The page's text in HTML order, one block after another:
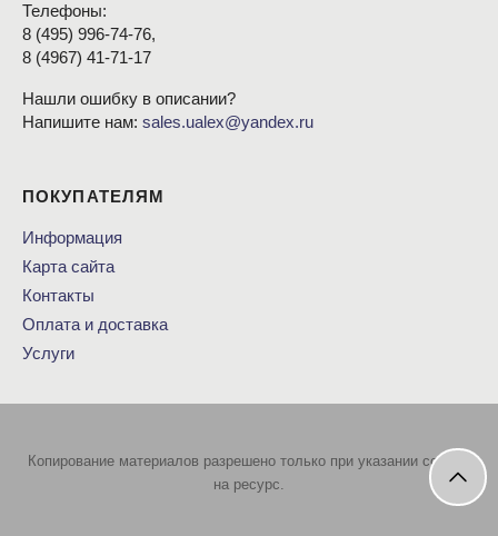
Телефоны:
8 (495) 996-74-76,
8 (4967) 41-71-17
Нашли ошибку в описании?
Напишите нам: sales.ualex@yandex.ru
ПОКУПАТЕЛЯМ
Информация
Карта сайта
Контакты
Оплата и доставка
Услуги
Копирование материалов разрешено только при указании ссылки
на ресурс.